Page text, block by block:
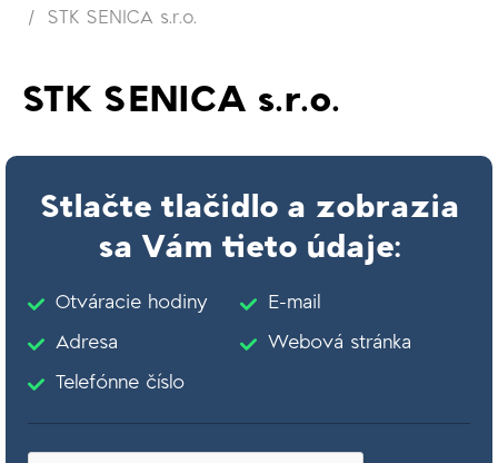
STK SENICA s.r.o.
STK SENICA s.r.o.
Stlačte tlačidlo a zobrazia
sa Vám tieto údaje:
Otváracie hodiny
Adresa
Telefónne číslo
E-mail
Webová stránka